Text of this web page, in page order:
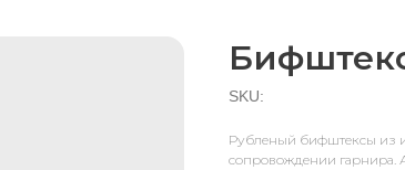
SKU:
Рубленый бифштексы из
сопровождении гарнира.